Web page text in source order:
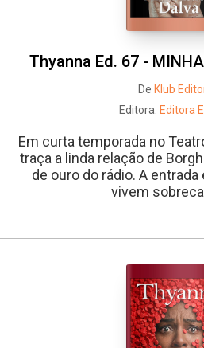
Thyanna Ed. 67 -
De Klub
Editora: Editora
Em curta temporada no
traça a linda relação de
de ouro do rádio. A
vivem